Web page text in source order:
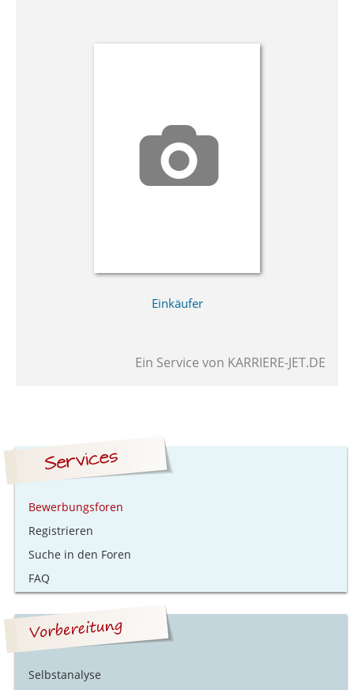
Einkäufer
Ein Service von KARRIERE-JET.DE
Bewerbungsforen
Registrieren
Suche in den Foren
FAQ
Selbstanalyse